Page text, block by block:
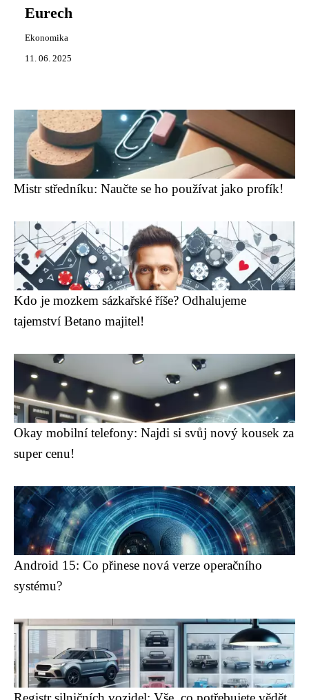
Eurech
Ekonomika
11. 06. 2025
Mistr středníku: Naučte se ho používat jako profík!
Kdo je mozkem sázkařské říše? Odhalujeme
tajemství Betano majitel!
Okay mobilní telefony: Najdi si svůj nový kousek za
super cenu!
Android 15: Co přinese nová verze operačního
systému?